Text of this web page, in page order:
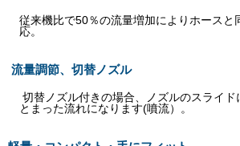
従来機比で50％の流量増加によりホースと
応。
流量調節、切替ノズル
切替ノズル付きの場合、ノズルのスライド
とまった流れになります(噴流）。